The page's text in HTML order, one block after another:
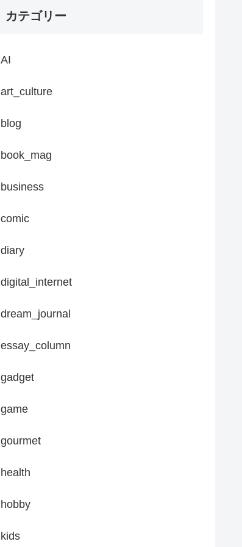
カテゴリー
AI
art_culture
blog
book_mag
business
comic
diary
digital_internet
dream_journal
essay_column
gadget
game
gourmet
health
hobby
kids